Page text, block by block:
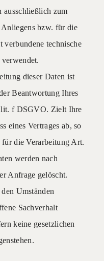
ausschließlich zum
bzw. für die
verbundene technische
dieser Daten ist
Beantwortung Ihres
lit. f DSGVO. Zielt Ihre
eines Vertrages ab, so
die Verarbeitung Art.
werden nach
Anfrage gelöscht.
Umständen
Sachverhalt
keine gesetzlichen